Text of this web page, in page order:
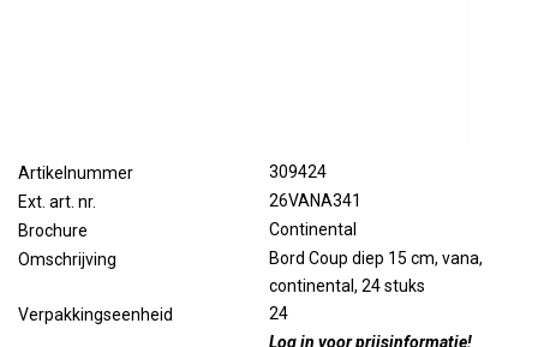
Artikelnummer
309424
Ext. art. nr.
26VANA341
Brochure
Continental
Omschrijving
Bord Coup diep 15 cm, vana,
continental, 24 stuks
Verpakkingseenheid
24
Log in voor prijsinformatie!